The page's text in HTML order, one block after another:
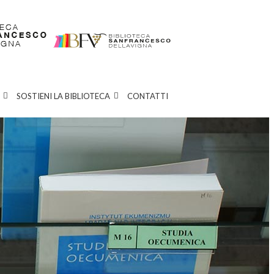
SOSTIENI LA BIBLIOTECA CONTATTI